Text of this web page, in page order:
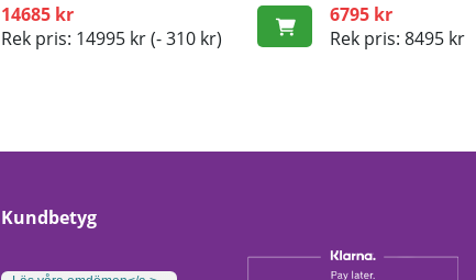
14685 kr
Rek pris: 14995 kr(- 310 kr)
6795 kr
Rek pris: 8495 kr
Kundbetyg